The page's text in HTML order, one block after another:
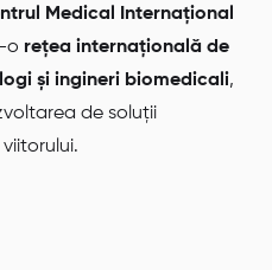
Medical Internațional
o rețea internațională de
și ingineri biomedicali,
de soluții